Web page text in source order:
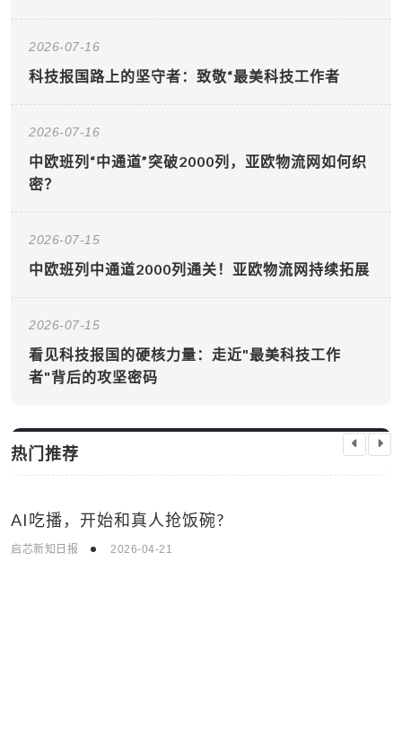
2026-07-16
科技报国路上的坚守者：致敬“最美科技工作者
2026-07-16
中欧班列“中通道”突破2000列，亚欧物流网如何织
密？
2026-07-15
中欧班列中通道2000列通关！亚欧物流网持续拓展
2026-07-15
看见科技报国的硬核力量：走近"最美科技工作
者"背后的攻坚密码
热门推荐
时事新闻